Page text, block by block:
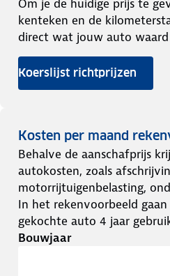
Om je de huidige prijs te
kenteken en de
direct wat jouw auto waard
Koerslijst richtprijzen
Kosten per maand
Behalve de aanschafprijs
autokosten, zoals
motorrijtuigenbelasting,
In het rekenvoorbeeld
gekochte auto 4 jaar
Bouwjaar